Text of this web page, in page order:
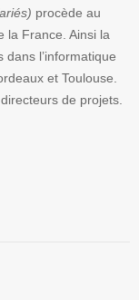
procède au
la France. Ainsi la
l’informatique
et Toulouse.
de projets.